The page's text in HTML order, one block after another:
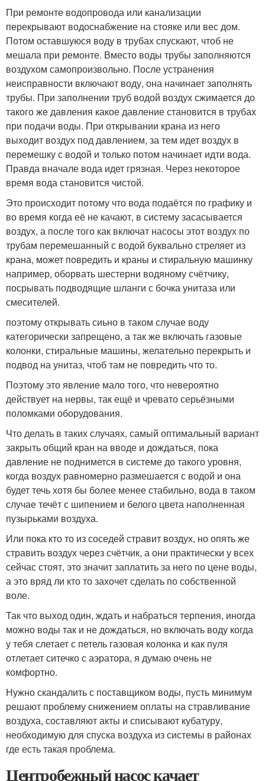
При ремонте водопровода или канализации
перекрывают водоснабжение на стояке или вес дом.
Потом оставшуюся воду в трубах спускают, чтоб не
мешала при ремонте. Вместо воды трубы заполняются
воздухом самопроизвольно. После устранения
неисправности включают воду, она начинает заполнять
трубы. При заполнении труб водой воздух сжимается до
такого же давления какое давление становится в трубах
при подачи воды. При открывании крана из него
выходит воздух под давлением, за тем идет воздух в
перемешку с водой и только потом начинает идти вода.
Правда вначале вода идет грязная. Через некоторое
время вода становится чистой.
Это происходит потому что вода подаётся по графику и
во время когда её не качают, в систему засасывается
воздух, а после того как включат насосы этот воздух по
трубам перемешанный с водой буквально стреляет из
крана, может повредить и краны и стиральную машинку
например, оборвать шестерни водяному счётчику,
посрывать подводящие шланги с бочка унитаза или
смесителей.
поэтому открывать сиьно в таком случае воду
категорически запрещено, а так же включать газовые
колонки, стиральные машины, желательно перекрыть и
подвод на унитаз, чтоб там не повредить что то.
Поэтому это явление мало того, что невероятно
действует на нервы, так ещё и чревато серьёзными
поломками оборудования.
Что делать в таких случаях, самый оптимальный вариант
закрыть общий кран на вводе и дождаться, пока
давление не поднимется в системе до такого уровня,
когда воздух равномерно размешается с водой и она
будет течь хотя бы более менее стабильно, вода в таком
случае течёт с шипением и белого цвета наполненная
пузырьками воздуха.
Или пока кто то из соседей стравит воздух, но опять же
стравить воздух через счётчик, а они практически у всех
сейчас стоят, это значит заплатить за него по цене воды,
а это вряд ли кто то захочет сделать по собственной
воле.
Так что выход один, ждать и набраться терпения, иногда
можно воды так и не дождаться, но включать воду когда
у тебя слетает с петель газовая колонка и как пуля
отлетает ситечко с аэратора, я думаю очень не
комфортно.
Нужно скандалить с поставщиком воды, пусть минимум
решают проблему снижением оплаты на стравливание
воздуха, составляют акты и списывают кубатуру,
необходимую для спуска воздуха из системы в районах
где есть такая проблема.
Центробежный насос качает